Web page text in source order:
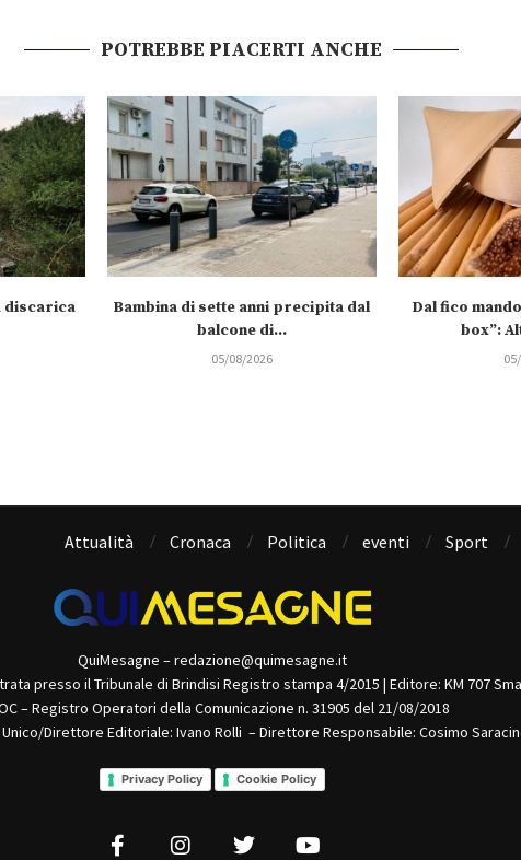
POTREBBE PIACERTI ANCHE
discarica
Bambina di sette anni precipita dal
balcone di...
05/08/2026
Dal fico
box”:
Attualità Cronaca Politica eventi Sport
QuiMesagne – redazione@quimesagne.it
presso il Tribunale di Brindisi Registro stampa 4/2015 | Editore: KM 707
– Registro Operatori della Comunicazione n. 31905 del 21/08/2018
Direttore Editoriale: Ivano Rolli – Direttore Responsabile: Cosimo
Privacy Policy Cookie Policy